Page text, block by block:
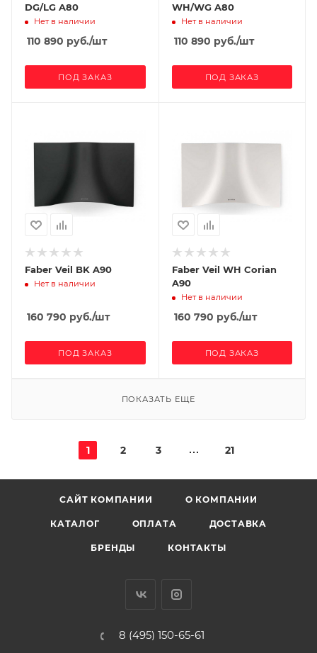
DG/LG A80
Нет в наличии
110 890 руб./шт
ПОД ЗАКАЗ
WH/WG A80
Нет в наличии
110 890 руб./шт
ПОД ЗАКАЗ
Faber Veil BK A90
Нет в наличии
160 790 руб./шт
ПОД ЗАКАЗ
Faber Veil WH Corian
A90
Нет в наличии
160 790 руб./шт
ПОД ЗАКАЗ
ПОКАЗАТЬ ЕЩЕ
1 2 3 21
САЙТ КОМПАНИИ О КОМПАНИИ
КАТАЛОГ ОПЛАТА ДОСТАВКА
БРЕНДЫ КОНТАКТЫ
8 (495) 150-65-61